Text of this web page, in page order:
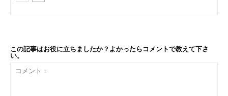
この記事はお役に立ちましたか？よかったらコメントで教えて下さ
い。